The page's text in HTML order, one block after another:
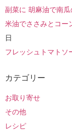
副菜に 胡麻油で南瓜
米油でささみとコー
日
フレッシュトマトソ
カテゴリー
お取り寄せ
その他
レシピ